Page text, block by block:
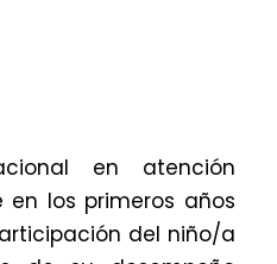
en atención
los primeros años
del niño/a